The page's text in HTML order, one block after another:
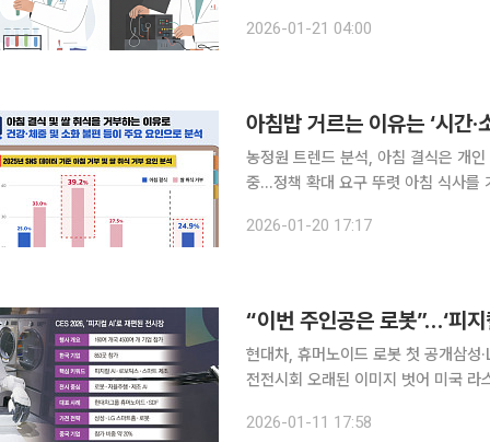
바레스-폰세(David Alvarez-
2026-01-21 04:00
농정원 트렌드 분석, 아침 결식은 개
중…정책 확대 요구 뚜렷 아침 식사를 거르는 현상이 개인의 생활 습관이나 의지 문제가 아니라 시간
를 1000원에 제공하는 ‘천원의 아침
2026-01-20 17:17
“이번 주인공은 로봇”…‘피
현대차, 휴머노이드 로봇 첫 공개삼
전전시회 오래된 이미지 벗어 미국 라스베이거스에서 열린 세계 최대 정보기술(IT)·가전 전시회
체, 완성차 등 업종을 가리지 않고 생
2026-01-11 17:58